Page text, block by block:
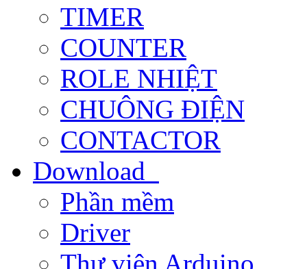
TIMER
COUNTER
ROLE NHIỆT
CHUÔNG ĐIỆN
CONTACTOR
Download
Phần mềm
Driver
Thư viện Arduino